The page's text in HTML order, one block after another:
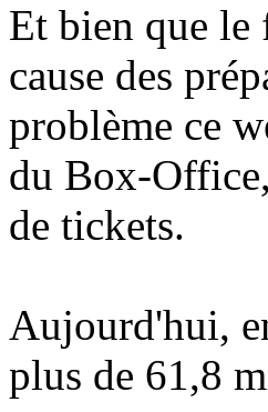
Et bien que le
cause des
problème ce
du Box-
de tickets.
Aujourd'hui,
plus de 61,8